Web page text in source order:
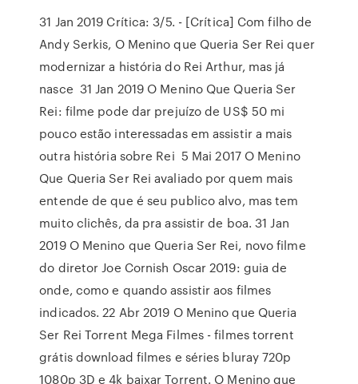
31 Jan 2019 Crítica: 3/5. - [Crítica] Com filho de
Andy Serkis, O Menino que Queria Ser Rei quer
modernizar a história do Rei Arthur, mas já
nasce 31 Jan 2019 O Menino Que Queria Ser
Rei: filme pode dar prejuízo de US$ 50 mi
pouco estão interessadas em assistir a mais
outra história sobre Rei 5 Mai 2017 O Menino
Que Queria Ser Rei avaliado por quem mais
entende de que é seu publico alvo, mas tem
muito clichês, da pra assistir de boa. 31 Jan
2019 O Menino que Queria Ser Rei, novo filme
do diretor Joe Cornish Oscar 2019: guia de
onde, como e quando assistir aos filmes
indicados. 22 Abr 2019 O Menino que Queria
Ser Rei Torrent Mega Filmes - filmes torrent
grátis download filmes e séries bluray 720p
1080p 3D e 4k baixar Torrent. O Menino que